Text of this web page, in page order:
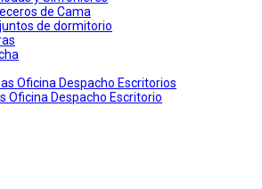
de Cama
de dormitorio
Oficina Despacho Escritorios
Oficina Despacho Escritorio